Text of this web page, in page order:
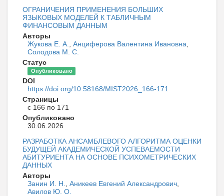
ОГРАНИЧЕНИЯ ПРИМЕНЕНИЯ БОЛЬШИХ
ЯЗЫКОВЫХ МОДЕЛЕЙ К ТАБЛИЧНЫМ
ФИНАНСОВЫМ ДАННЫМ
Авторы
Жукова Е. А.
Анциферова Валентина Ивановна
Солодова М. С.
Статус
Опубликовано
DOI
https://doi.org/10.58168/MIST2026_166-171
Страницы
с 166 по 171
Опубликовано
30.06.2026
РАЗРАБОТКА АНСАМБЛЕВОГО АЛГОРИТМА ОЦЕНКИ
БУДУЩЕЙ АКАДЕМИЧЕСКОЙ УСПЕВАЕМОСТИ
АБИТУРИЕНТА НА ОСНОВЕ ПСИХОМЕТРИЧЕСКИХ
ДАННЫХ
Авторы
Занин И. Н.
Аникеев Евгений Александрович
Авилов Ю. О.